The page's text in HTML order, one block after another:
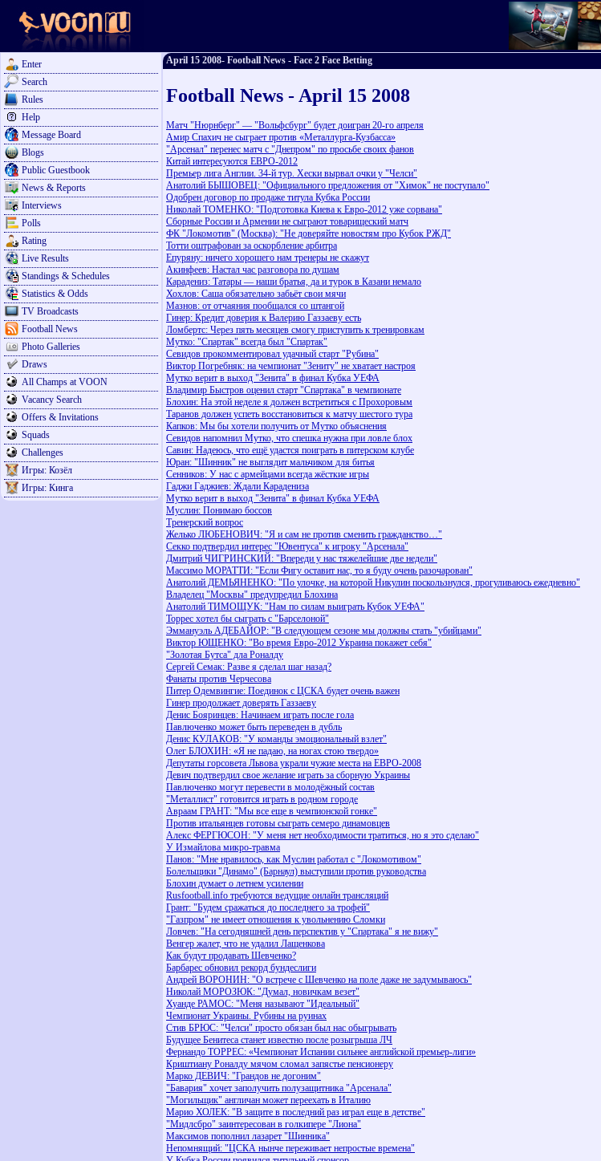
Enter
Search
Rules
Help
Message Board
Blogs
Public Guestbook
News & Reports
Interviews
Polls
Rating
Live Results
Standings & Schedules
Statistics & Odds
TV Broadcasts
Football News
Photo Galleries
Draws
All Champs at VOON
Vacancy Search
Offers & Invitations
Squads
Challenges
Игры: Козёл
Игры: Кинга
April 15 2008- Football News - Face 2 Face Betting
Football News - April 15 2008
Матч "Нюрнберг" — "Вольфсбург" будет доигран 20-го апреля
Амир Спахич не сыграет против «Металлурга-Кузбасса»
"Арсенал" перенес матч с "Днепром" по просьбе своих фанов
Китай интересуются ЕВРО-2012
Премьер лига Англии. 34-й тур. Хески вырвал очки у "Челси"
Анатолий БЫШОВЕЦ: "Официального предложения от "Химок" не поступало"
Одобрен договор по продаже титула Кубка России
Николай ТОМЕНКО: "Подготовка Киева к Евро-2012 уже сорвана"
Сборные России и Армении не сыграют товарищеский матч
ФК "Локомотив" (Москва): "Не доверяйте новостям про Кубок РЖД"
Тотти оштрафован за оскорбление арбитра
Епуряну: ничего хорошего нам тренеры не скажут
Акинфеев: Настал час разговора по душам
Карадениз: Татары — наши братья, да и турок в Казани немало
Хохлов: Саша обязательно забьёт свои мячи
Мазнов: от отчаяния пообщался со штангой
Гинер: Кредит доверия к Валерию Газзаеву есть
Ломбертс: Через пять месяцев смогу приступить к тренировкам
Мутко: "Спартак" всегда был "Спартак"
Севидов прокомментировал удачный старт "Рубина"
Виктор Погребняк: на чемпионат "Зениту" не хватает настроя
Мутко верит в выход "Зенита" в финал Кубка УЕФА
Владимир Быстров оценил старт "Спартака" в чемпионате
Блохин: На этой неделе я должен встретиться с Прохоровым
Таранов должен успеть восстановиться к матчу шестого тура
Капков: Мы бы хотели получить от Мутко объяснения
Севидов напомнил Мутко, что спешка нужна при ловле блох
Савин: Надеюсь, что ещё удастся поиграть в питерском клубе
Юран: "Шинник" не выглядит мальчиком для битья
Сенников: У нас с армейцами всегда жёсткие игры
Гаджи Гаджиев: Ждали Карадениза
Мутко верит в выход "Зенита" в финал Кубка УЕФА
Муслин: Понимаю боссов
Тренерский вопрос
Желько ЛЮБЕНОВИЧ: "Я и сам не против сменить гражданство…"
Секко подтвердил интерес "Ювентуса" к игроку "Арсенала"
Дмитрий ЧИГРИНСКИЙ: "Впереди у нас тяжелейшие две недели"
Массимо МОРАТТИ: "Если Фигу оставит нас, то я буду очень разочарован"
Анатолий ДЕМЬЯНЕНКО: "По улочке, на которой Никулин поскользнулся, прогуливаюсь ежедневно"
Владелец "Москвы" предупредил Блохина
Анатолий ТИМОЩУК: "Нам по силам выиграть Кубок УЕФА"
Торрес хотел бы сыграть c "Барселоной"
Эммануэль АДЕБАЙОР: "В следующем сезоне мы должны стать "убийцами"
Виктор ЮЩЕНКО: "Во время Евро-2012 Украина покажет себя"
"Золотая Бутса" дла Роналду
Сергей Семак: Разве я сделал шаг назад?
Фанаты против Черчесова
Питер Одемвингие: Поединок с ЦСКА будет очень важен
Гинер продолжает доверять Газзаеву
Денис Бояринцев: Начинаем играть после гола
Павлюченко может быть переведен в дубль
Денис КУЛАКОВ: "У команды эмоциональный взлет"
Олег БЛОХИН: «Я не падаю, на ногах стою твердо»
Депутаты горсовета Львова украли чужие места на ЕВРО-2008
Девич подтвердил свое желание играть за сборную Украины
Павлюченко могут перевести в молодёжный состав
"Металлист" готовится играть в родном городе
Авраам ГРАНТ: "Мы все еще в чемпионской гонке"
Против итальянцев готовы сыграть семеро динамовцев
Алекс ФЕРГЮСОН: "У меня нет необходимости тратиться, но я это сделаю"
У Измайлова микро-травма
Панов: "Мне нравилось, как Муслин работал с "Локомотивом"
Болельщики "Динамо" (Барнаул) выступили против руководства
Блохин думает о летнем усилении
Rusfootball.info требуются ведущие онлайн трансляций
Грант: "Будем сражаться до последнего за трофей"
"Газпром" не имеет отношения к увольнению Сломки
Ловчев: "На сегодняшней день перспектив у "Спартака" я не вижу"
Венгер жалет, что не удалил Лащенкова
Как будут продавать Шевченко?
Барбарес обновил рекорд бундеслиги
Андрей ВОРОНИН: "О встрече с Шевченко на поле даже не задумываюсь"
Николай МОРОЗЮК: "Думал, новичкам везет"
Хуанде РАМОС: "Меня называют "Идеальный"
Чемпионат Украины. Рубины на руинах
Стив БРЮС: "Челси" просто обязан был нас обыгрывать
Будущее Бенитеса станет известно после розыгрыша ЛЧ
Фернандо ТОРРЕС: «Чемпионат Испании сильнее английской премьер-лиги»
Криштиану Роналду мячом сломал запястье пенсионеру
Марко ДЕВИЧ: "Грандов не догоним"
"Бавария" хочет заполучить полузащитника "Арсенала"
"Могильщик" англичан может переехать в Италию
Марио ХОЛЕК: "В защите в последний раз играл еще в детстве"
"Мидлсбро" заинтересован в голкипере "Лиона"
Максимов пополнил лазарет "Шинника"
Непомнящий: "ЦСКА нынче переживает непростые времена"